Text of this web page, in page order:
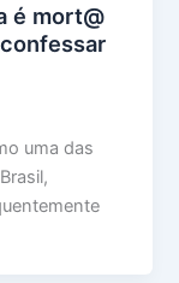
é mort@
uma das